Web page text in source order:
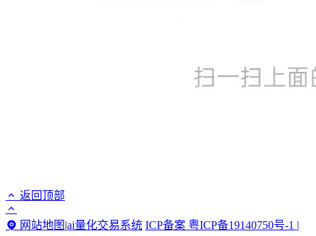
返回顶部
网站地图 |ai量化交易系统 ICP备案 粤ICP备19140750号-1 |